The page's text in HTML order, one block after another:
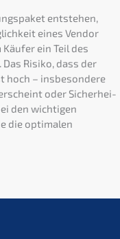
entste­hen,
eines Vendor
ein Teil des
Risiko, dass der
hoch – insbe­son­de­re
oder Sicher­hei­
den wichti­gen
die optima­len